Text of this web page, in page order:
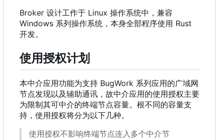
Broker 设计工作于 Linux 操作系统中，兼容
Windows 系列操作系统，本身全部程序使用 Rust
开发。
使用授权计划
本中介应用功能为支持 BugWork 系列应用的广域网
节点发现以及辅助通讯，故中介应用的使用授权主要
为限制其可中介的终端节点容量。根不同的容量支
持，使用授权将分为以下几种。
使用授权不影响终端节点连入多个中介节